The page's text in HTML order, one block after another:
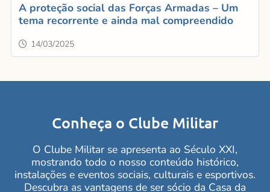
A proteção social das Forças Armadas – Um
tema recorrente e ainda mal compreendido
14/03/2025
Conheça o Clube Militar
O Clube Militar se apresenta ao Século XXI,
mostrando todo o nosso conteúdo histórico,
instalações e eventos sociais, culturais e esportivos.
Descubra as vantagens de ser sócio da Casa da